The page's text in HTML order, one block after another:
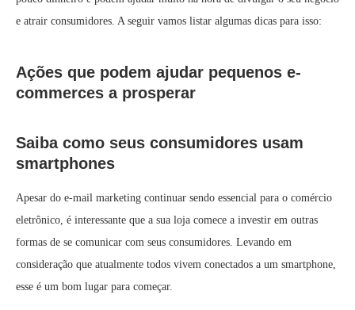
e atrair consumidores. A seguir vamos listar algumas dicas para isso:
Ações que podem ajudar pequenos e-
commerces a prosperar
Saiba como seus consumidores usam
smartphones
Apesar do e-mail marketing continuar sendo essencial para o comércio
eletrônico, é interessante que a sua loja comece a investir em outras
formas de se comunicar com seus consumidores. Levando em
consideração que atualmente todos vivem conectados a um smartphone,
esse é um bom lugar para começar.